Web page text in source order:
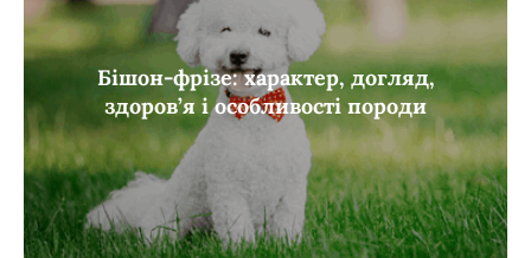
Бішон-фрізе: характер, догляд,
здоров’я і особливості породи